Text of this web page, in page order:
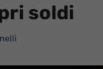
soldi